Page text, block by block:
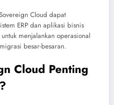
Cloud dapat
ERP dan aplikasi bisnis
menjalankan operasional
besar-besaran.
Cloud Penting